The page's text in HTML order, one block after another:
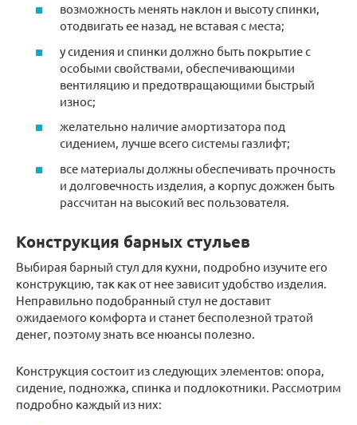
возможность менять наклон и высоту спинки,
отодвигать ее назад, не вставая с места;
у сидения и спинки должно быть покрытие с
особыми свойствами, обеспечивающими
вентиляцию и предотвращающими быстрый
износ;
желательно наличие амортизатора под
сидением, лучше всего системы газлифт;
все материалы должны обеспечивать прочность
и долговечность изделия, а корпус дожжен быть
рассчитан на высокий вес пользователя.
Конструкция барных стульев
Выбирая барный стул для кухни, подробно изучите его
конструкцию, так как от нее зависит удобство изделия.
Неправильно подобранный стул не доставит
ожидаемого комфорта и станет бесполезной тратой
денег, поэтому знать все нюансы полезно.
Конструкция состоит из следующих элементов: опора,
сидение, подножка, спинка и подлокотники. Рассмотрим
подробно каждый из них: